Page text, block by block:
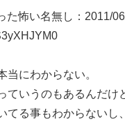
た怖い名無し：2011/
当にわからない。
いうのもあるんだけ
てる事もわからないし、